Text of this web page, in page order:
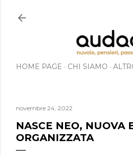
HOME PAGE CHI SIAMO
novembre 24, 2022
NASCE NEO, NUOVA
ORGANIZZATA